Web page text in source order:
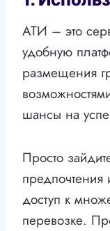
АТИ – это
удобную
размещения
шансы на
Просто
предпочтения
доступ к
перевозке.